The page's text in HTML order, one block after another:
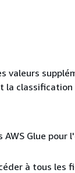
valeurs
la classification
Glue pour
à tous les